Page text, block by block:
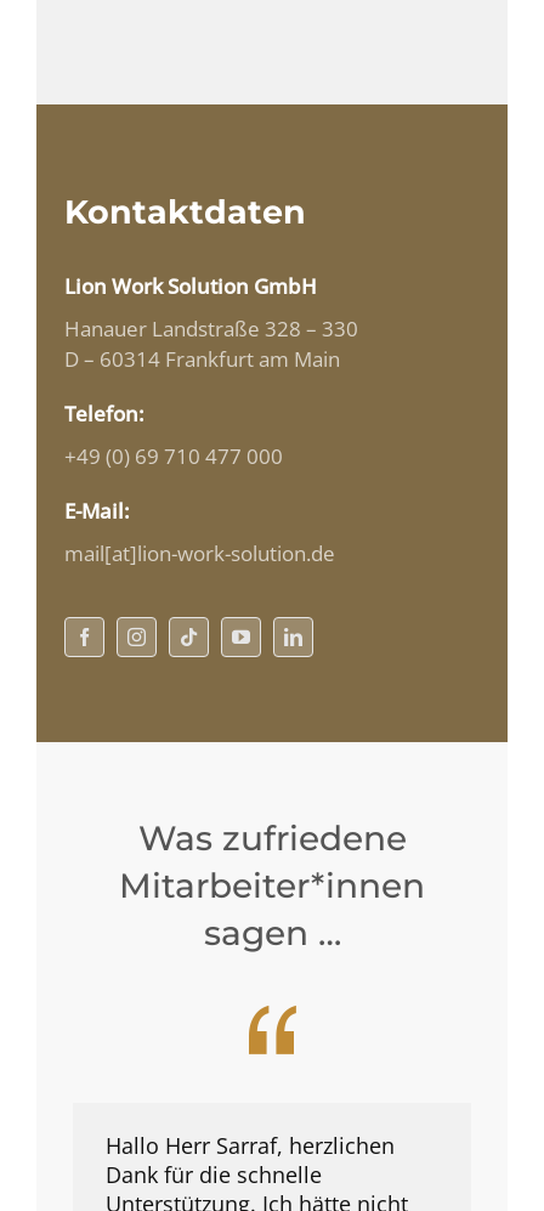
Kontaktdaten
Lion Work Solution GmbH
Hanauer Landstraße 328 – 330
D – 60314 Frankfurt am Main
Telefon:
+49 (0) 69 710 477 000
E-Mail:
mail[at]lion-work-solution.de
Was zufriedene
Mitarbeiter*innen
sagen …
Hallo Herr Sarraf, herzlichen
Dank für die schnelle
Unterstützung. Ich hätte nicht
Guten Tag Herr Sarraf. Ich bin
jetzt seit knapp 14 Tagen im
neuen Job und bin echt
Guten Abend Herr Sarraf. Ich
möchte mich bei Ihnen für Ihre
Unterstützung bedanken. Der